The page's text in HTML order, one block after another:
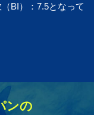
BI）：7.5となって
ンの